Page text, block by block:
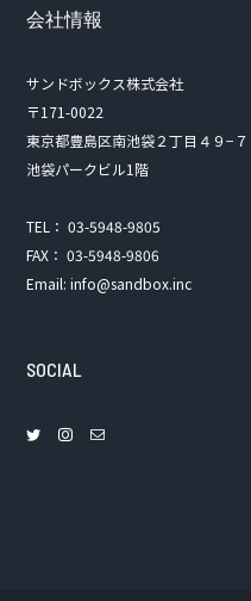
会社情報
サンドボックス株式会社
〒171-0022
東京都豊島区南池袋２丁目４９−７
池袋パークビル1階
TEL： 03-5948-9805
FAX： 03-5948-9806
Email: info@sandbox.inc
SOCIAL